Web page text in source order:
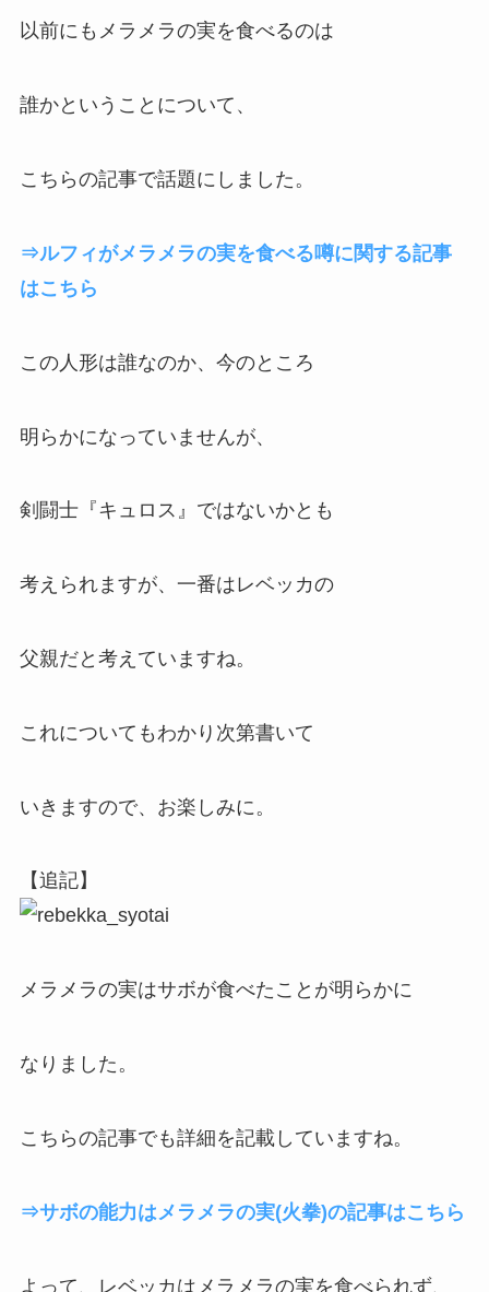
以前にもメラメラの実を食べるのは
誰かということについて、
こちらの記事で話題にしました。
⇒ルフィがメラメラの実を食べる噂に関する記事
はこちら
この人形は誰なのか、今のところ
明らかになっていませんが、
剣闘士『キュロス』ではないかとも
考えられますが、一番はレベッカの
父親だと考えていますね。
これについてもわかり次第書いて
いきますので、お楽しみに。
【追記】
メラメラの実はサボが食べたことが明らかに
なりました。
こちらの記事でも詳細を記載していますね。
⇒サボの能力はメラメラの実(火拳)の記事はこちら
よって、レベッカはメラメラの実を食べられず、